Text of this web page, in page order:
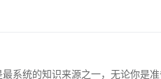
系统的知识来源之一，无论你是